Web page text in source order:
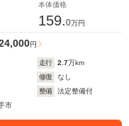
本体価格
159.0万円
円
走行 2.7万km
修復
なし
整備
法定整備付
市